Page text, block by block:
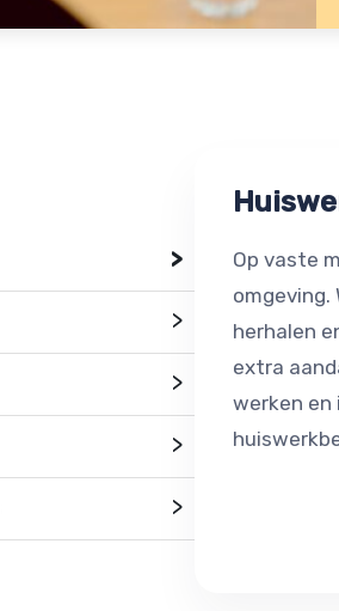
>
>
>
>
>
Op vaste
omgeving.
herhalen
extra
werken en